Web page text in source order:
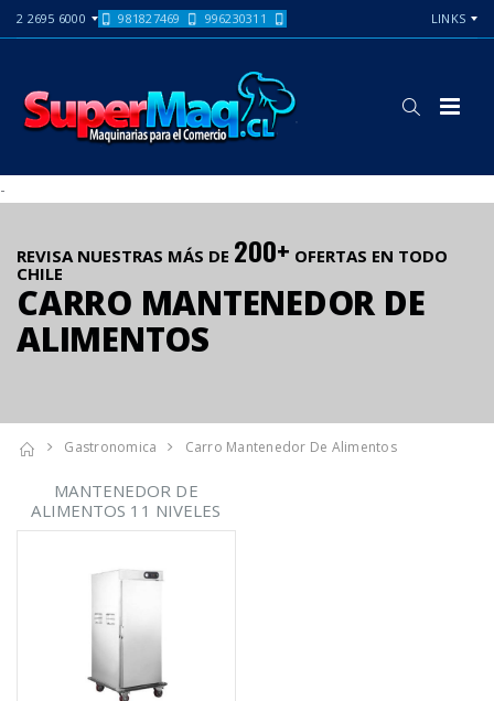
2 2695 6000 981827469 996230311 LINKS
-
REVISA NUESTRAS MÁS DE 200+ OFERTAS EN TODO
CHILE
CARRO MANTENEDOR DE
ALIMENTOS
Gastronomica Carro Mantenedor De Alimentos
MANTENEDOR DE
ALIMENTOS 11 NIVELES